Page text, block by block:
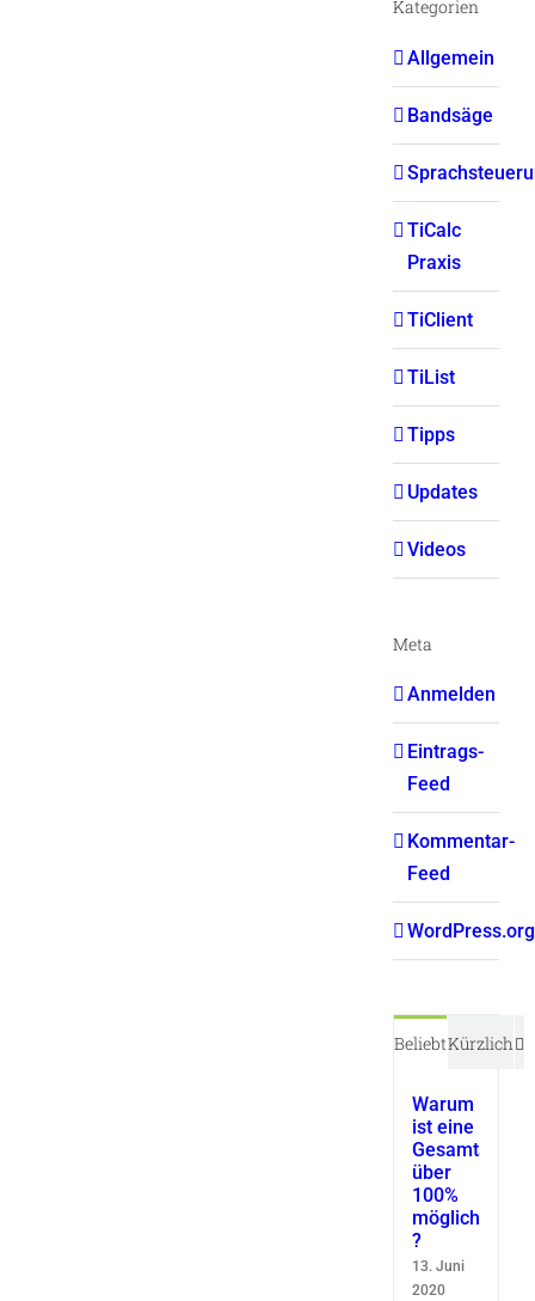
Kategorien
Allgemein
Bandsäge
TiCalc
Praxis
TiClient
TiList
Tipps
Updates
Videos
Meta
Anmelden
Eintrags-
Feed
Kommentar-
Feed
WordPress.org
BeliebtKürzlich
Warum
ist eine
über
100%
möglich
?
13. Juni
2020